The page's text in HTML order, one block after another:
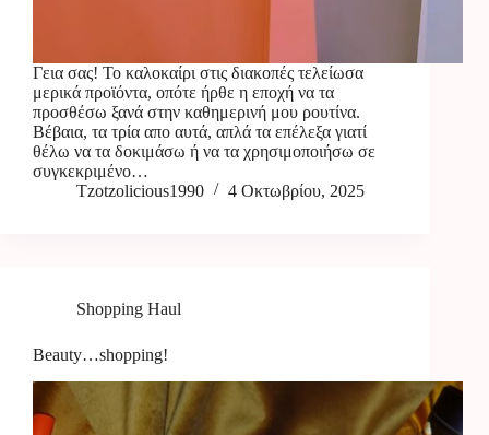
Γεια σας! Το καλοκαίρι στις διακοπές τελείωσα
μερικά προϊόντα, οπότε ήρθε η εποχή να τα
προσθέσω ξανά στην καθημερινή μου ρουτίνα.
Βέβαια, τα τρία απο αυτά, απλά τα επέλεξα γιατί
θέλω να τα δοκιμάσω ή να τα χρησιμοποιήσω σε
συγκεκριμένο…
Tzotzolicious1990
4 Οκτωβρίου, 2025
Shopping Haul
Beauty…shopping!